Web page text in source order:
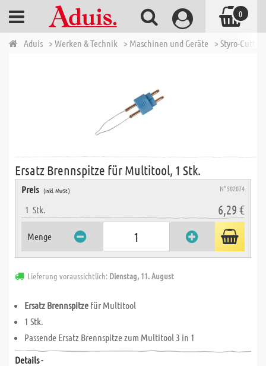
Aduis > Werken & Technik > Maschinen und Geräte > Styro-Cutter
Ersatz Brennspitze für Multitool, 1 Stk.
Preis (inkl. MwSt.) N° 502074
1 Stk. 6,29 €
Menge
Lieferung voraussichtlich: Dienstag, 11. August
Ersatz Brennspitze für Multitool
1 Stk.
Passende Ersatz Brennspitze zum Multitool 3 in 1
Details -
0